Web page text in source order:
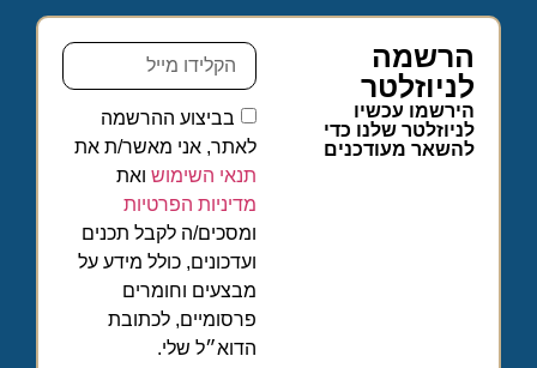
הרשמה
לניוזלטר
הירשמו עכשיו
לניוזלטר שלנו כדי
להשאר מעודכנים
בביצוע ההרשמה
לאתר, אני מאשר/ת את
תנאי השימוש ואת
מדיניות הפרטיות
ומסכים/ה לקבל תכנים
ועדכונים, כולל מידע על
מבצעים וחומרים
פרסומיים, לכתובת
הדוא״ל שלי.